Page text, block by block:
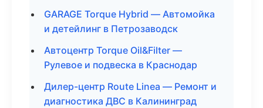
GARAGE Torque Hybrid — Автомойка
и детейлинг в Петрозаводск
Автоцентр Torque Oil&Filter —
Рулевое и подвеска в Краснодар
Дилер-центр Route Linea — Ремонт и
диагностика ДВС в Калининград